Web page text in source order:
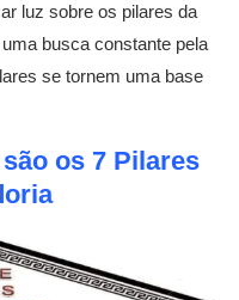
luz sobre os pilares da
busca constante pela
se tornem uma base
os 7 Pilares